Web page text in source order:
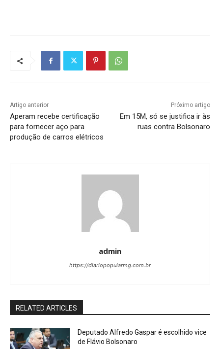
Artigo anterior
Aperam recebe certificação
para fornecer aço para
produção de carros elétricos
Próximo artigo
Em 15M, só se justifica ir às
ruas contra Bolsonaro
admin
https://diariopopularmg.com.br
RELATED ARTICLES
Deputado Alfredo Gaspar é escolhido vice
de Flávio Bolsonaro